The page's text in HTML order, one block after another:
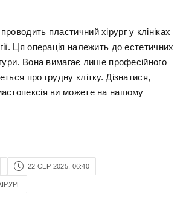
пластичний хірург у клініках
Ця операція належить до естетичних
Вона вимагає лише професійного
про грудну клітку. Дізнатися,
ви можете на нашому
22 СЕР 2025, 06:40